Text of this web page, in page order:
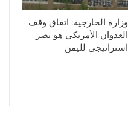
وزارة الخارجية: اتفاق وقف
العدوان الأمريكي هو نصر
استراتيجي لليمن